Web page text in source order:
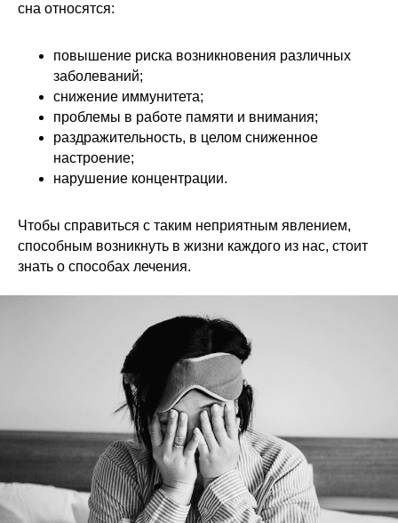
сна относятся:
повышение риска возникновения различных
заболеваний;
снижение иммунитета;
­проблемы в работе памяти и внимания;
раздражительность, в целом сниженное
настроение;
нарушение концентрации.
Чтобы справиться с таким неприятным явлением,
способным возникнуть в жизни каждого из нас, стоит
знать о способах лечения.